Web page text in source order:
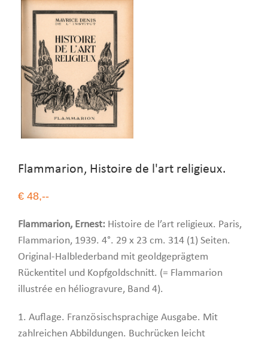
Flammarion, Histoire de l'art religieux.
€ 48,--
Flammarion, Ernest: Histoire de l’art religieux. Paris,
Flammarion, 1939. 4°. 29 x 23 cm. 314 (1) Seiten.
Original-Halblederband mit geoldgeprägtem
Rückentitel und Kopfgoldschnitt. (= Flammarion
illustrée en héliogravure, Band 4).
1. Auflage. Französischsprachige Ausgabe. Mit
zahlreichen Abbildungen. Buchrücken leicht